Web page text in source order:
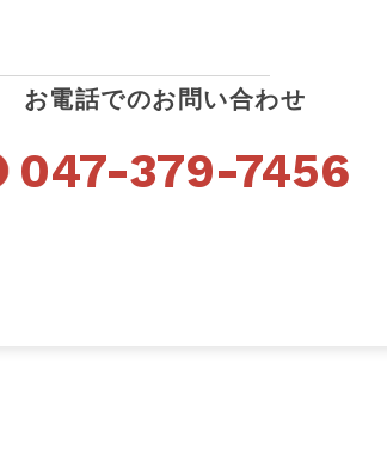
お電話でのお問い合わせ
047-379-7456